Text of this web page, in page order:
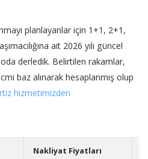
planlayanlar için 1+1, 2+1,
ait 2026 yılı güncel
derledik. Belirtilen rakamlar,
baz alınarak hesaplanmış olup
hizmetimizden
Nakliyat Fiyatları